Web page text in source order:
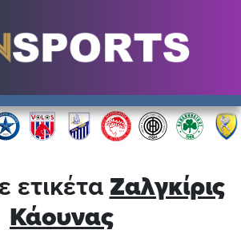
ετικέτα Ζαλγκίρις
Κάουνας